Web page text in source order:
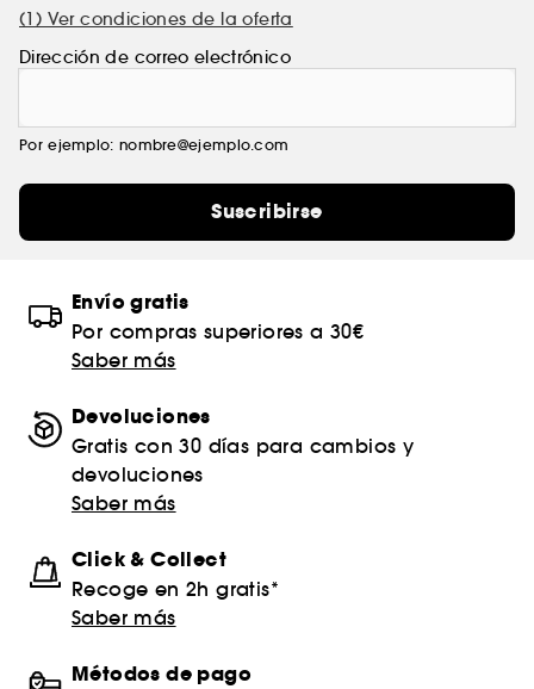
(1) Ver condiciones de la oferta
Dirección de correo electrónico
Por ejemplo: nombre@ejemplo.com
Suscribirse
Envío gratis
Por compras superiores a 30€
Saber más
Devoluciones
Gratis con 30 días para cambios y
devoluciones
Saber más
Click & Collect
Recoge en 2h gratis*
Saber más
Métodos de pago